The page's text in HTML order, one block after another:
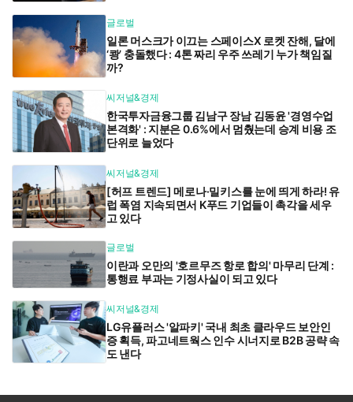
글로벌
일론 머스크가 이끄는 스페이스X 로켓 잔해, 달에
‘쾅’ 충돌했다 : 4톤 짜리 우주 쓰레기 누가 책임질
까?
씨저널&경제
한국투자금융그룹 김남구 장남 김동윤 '경영수업
본격화' : 지분은 0.6%에서 멈췄는데 승계 비용 조
단위로 늘었다
씨저널&경제
[허프 트렌드] 메로나·밀키스를 눈에 띄게 하라! 유
럽 폭염 지속되면서 K푸드 기업들이 촉각을 세우
고 있다
글로벌
이란과 오만의 '호르무즈 항로 합의' 마무리 단계 :
통행료 부과는 기정사실이 되고 있다
씨저널&경제
LG유플러스 '알파키' 국내 최초 클라우드 보안인
증 획득, 파고네트웍스 인수 시너지로 B2B 공략 속
도 낸다